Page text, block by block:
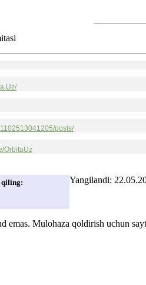
posts/
OrbitaUz
Yangilаndi:
qiling:
emas. Mulohaza qoldirish uchun